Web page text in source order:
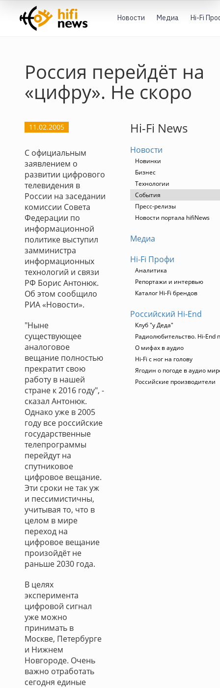
Новости Медиа Hi-Fi
Россия перейдёт на
«цифру». Не скоро
11.02.2005
С официальным
заявлением о
развитии цифрового
телевидения в
России на заседании
комиссии Совета
Федерации по
информационной
политике выступил
замминистра
информационных
технологий и связи
РФ Борис Антонюк.
Об этом сообщило
РИА «Новости».
"Ныне
существующее
аналоговое
вещание полностью
прекратит свою
работу в нашей
стране к 2016 году", -
сказал Антонюк.
Однако уже в 2005
году все российские
государственные
телепрограммы
перейдут на
спутниковое
цифровое вещание.
Эти сроки не так уж
и пессимистичны,
учитывая то, что в
целом в мире
переход на
цифровое вещание
произойдёт не
раньше 2030 года.
В целях
эксперимента
цифровой сигнал
уже можно
принимать в
Москве, Петербурге
и Нижнем
Новгороде. Очень
важно отработать
сегодня единые
Hi-Fi News
Новости
Новинки
Бизнес
Технологии
События
Пресс-релизы
Новости портала hifiNews
Медиа
Hi-Fi Профи
Аналитика
Репортажи и интервью
Каталог Hi-Fi брендов
Российский Hi-End
Клуб "у Деда"
Радиолюбительство. Hi-End
О мифах в аудио
Hi-Fi с ног на голову
Ягодин о погоде в аудио
Российские производители